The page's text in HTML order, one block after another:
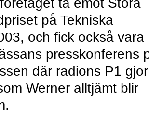
ta emot Stora
på Tekniska
och fick också vara
presskonferens
där radions P1
Werner alltjämt blir